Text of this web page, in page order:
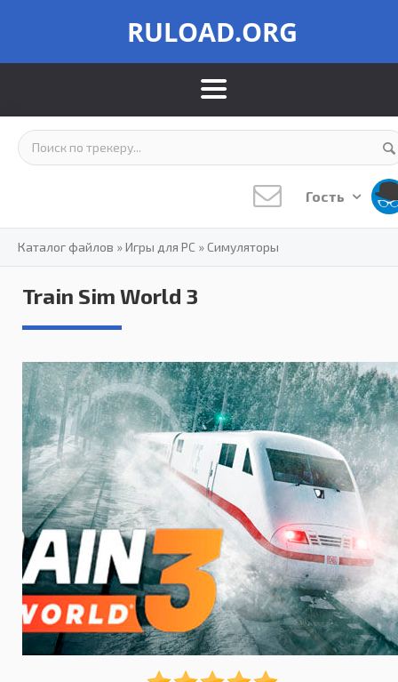
RULOAD.ORG
Гость
Каталог файлов »Игры для PC »Симуляторы
Train Sim World 3